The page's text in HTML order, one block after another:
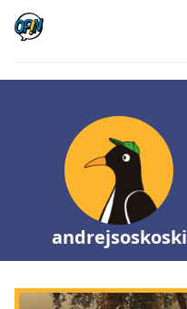
andrejsoskoski